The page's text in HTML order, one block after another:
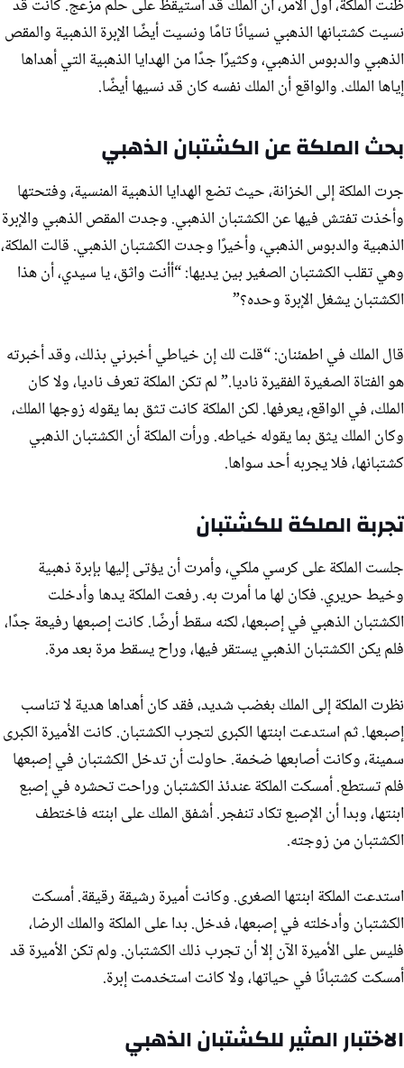
ظنت الملكة، أول الأمر، أن الملك قد استيقظ على حلم مزعج. كانت قد
نسيت كشتبانها الذهبي نسيانًا تامًا ونسيت أيضًا الإبرة الذهبية والمقص
الذهبي والدبوس الذهبي، وكثيرًا جدًا من الهدايا الذهبية التي أهداها
إياها الملك. والواقع أن الملك نفسه كان قد نسيها أيضًا.
بحث الملكة عن الكشتبان الذهبي
جرت الملكة إلى الخزانة، حيث تضع الهدايا الذهبية المنسية، وفتحتها
وأخذت تفتش فيها عن الكشتبان الذهبي. وجدت المقص الذهبي والإبرة
الذهبية والدبوس الذهبي، وأخيرًا وجدت الكشتبان الذهبي. قالت الملكة،
وهي تقلب الكشتبان الصغير بين يديها: “أأنت واثق، يا سيدي، أن هذا
الكشتبان يشغل الإبرة وحده؟”
قال الملك في اطمئنان: “قلت لك إن خياطي أخبرني بذلك، وقد أخبرته
هو الفتاة الصغيرة الفقيرة ناديا.” لم تكن الملكة تعرف ناديا، ولا كان
الملك، في الواقع، يعرفها. لكن الملكة كانت تثق بما يقوله زوجها الملك،
وكان الملك يثق بما يقوله خياطه. ورأت الملكة أن الكشتبان الذهبي
كشتبانها، فلا يجربه أحد سواها.
تجربة الملكة للكشتبان
جلست الملكة على كرسي ملكي، وأمرت أن يؤتى إليها بإبرة ذهبية
وخيط حريري. فكان لها ما أمرت به. رفعت الملكة يدها وأدخلت
الكشتبان الذهبي في إصبعها، لكنه سقط أرضًا. كانت إصبعها رفيعة جدًا،
فلم يكن الكشتبان الذهبي يستقر فيها، وراح يسقط مرة بعد مرة.
نظرت الملكة إلى الملك بغضب شديد، فقد كان أهداها هدية لا تناسب
إصبعها. ثم استدعت ابنتها الكبرى لتجرب الكشتبان. كانت الأميرة الكبرى
سمينة، وكانت أصابعها ضخمة. حاولت أن تدخل الكشتبان في إصبعها
فلم تستطع. أمسكت الملكة عندئذ الكشتبان وراحت تحشره في إصبع
ابنتها، وبدا أن الإصبع تكاد تنفجر. أشفق الملك على ابنته فاختطف
الكشتبان من زوجته.
استدعت الملكة ابنتها الصغرى. وكانت أميرة رشيقة رقيقة. أمسكت
الكشتبان وأدخلته في إصبعها، فدخل. بدا على الملكة والملك الرضا،
فليس على الأميرة الآن إلا أن تجرب ذلك الكشتبان. ولم تكن الأميرة قد
أمسكت كشتبانًا في حياتها، ولا كانت استخدمت إبرة.
الاختبار المثير للكشتبان الذهبي